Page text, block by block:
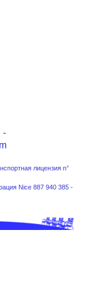
80 -
лицензия n°
Nice 887 940 385 -